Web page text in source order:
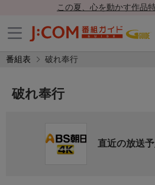
この夏、心を動かす作品
番組表 破れ奉行
破れ奉行
直近の放送